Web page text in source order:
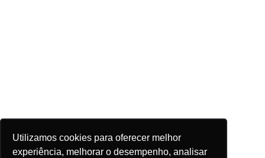
Utilizamos cookies para oferecer melhor
experiência, melhorar o desempenho, analisar